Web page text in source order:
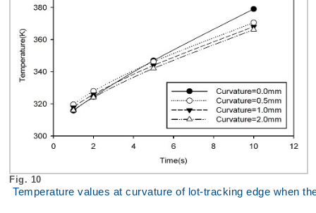
Fig. 10
Temperature values at curvature of lot-tracking edge when